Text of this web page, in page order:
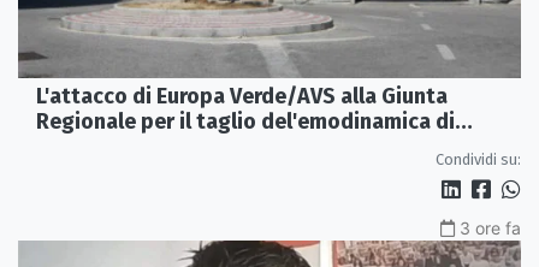
L'attacco di Europa Verde/AVS alla Giunta
Regionale per il taglio del'emodinamica di
Condividi su:
3 ore fa